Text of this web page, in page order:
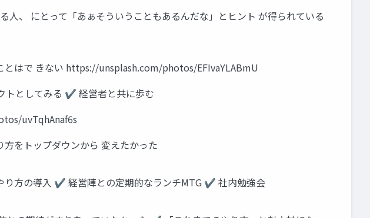
、 にとって「あぁそういうこともあるんだな」とヒント が得られている
はで きない https://unsplash.com/photos/EFIvaYLABmU
トとしてみる ✔ 経営者と共に歩む
uvTqhAnaf6s
をトップダウンから 変えたかった
り方の導入 ✔ 経営陣との定期的なランチMTG ✔ 社内勉強会